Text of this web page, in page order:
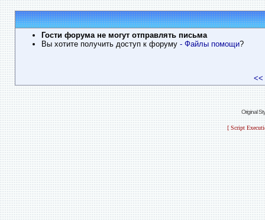
Гости форума не могут отправлять письма
Вы хотите получить доступ к форуму - Файлы помощи?
<<
Original
[ Script